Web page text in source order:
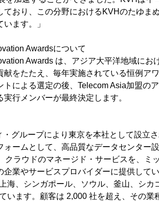
ており、この分野におけるKVHのたゆま
ます。」
Awardsについて
Awards は、アジア大平洋地域にお
をたたえ、毎年実施されている恒例ア
による選定の後、Telecom Asia加盟の
行メンバーが最終決定します。
グループにより東京を本社として設立
ームとして、高品質なデータセンター
クラウドのマネージド・サービスを、ミ
業やサービスプロバイダーに提供してい
海、シンガポール、ソウル、釜山、シカ
います。顧客は 2,000 社を超え、その業